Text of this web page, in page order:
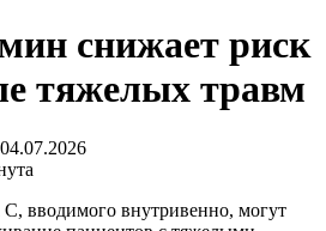
снижает риск
тяжелых травм
Send
an
04.07.2026
вводимого внутривенно, могут